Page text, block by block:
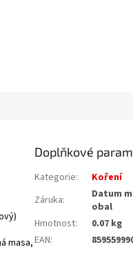
masa,
Doplňkové
Kategorie:
Koření
Záruka:
Datum
obal
Hmotnost:
0.07 kg
EAN: